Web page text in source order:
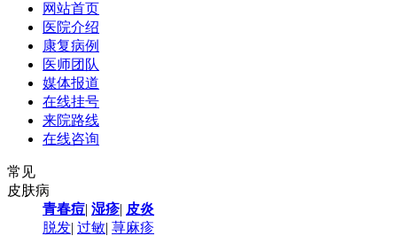
网站首页
医院介绍
康复病例
医师团队
媒体报道
在线挂号
来院路线
在线咨询
常见
皮肤病
青春痘| 湿疹| 皮炎
脱发| 过敏| 荨麻疹